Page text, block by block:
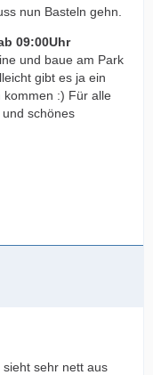
nun Basteln gehn.
09:00Uhr
und baue am Park
gibt es ja ein
kommen :) Für alle
schönes
sehr nett aus